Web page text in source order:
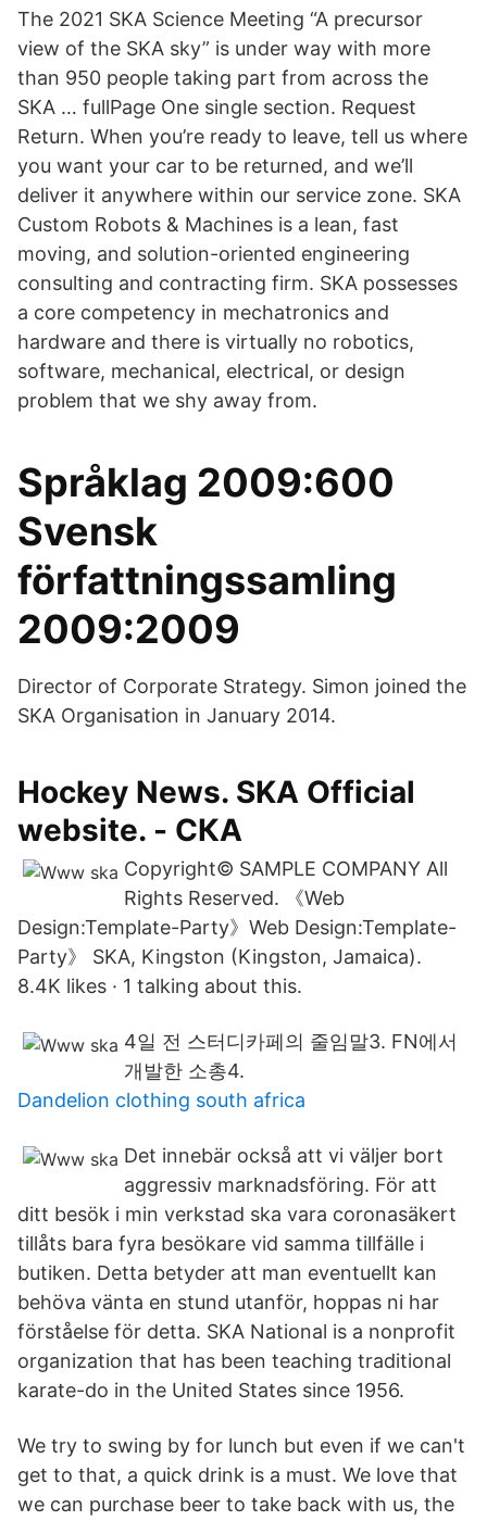
The 2021 SKA Science Meeting “A precursor
view of the SKA sky” is under way with more
than 950 people taking part from across the
SKA … fullPage One single section. Request
Return. When you’re ready to leave, tell us where
you want your car to be returned, and we’ll
deliver it anywhere within our service zone. SKA
Custom Robots & Machines is a lean, fast
moving, and solution-oriented engineering
consulting and contracting firm. SKA possesses
a core competency in mechatronics and
hardware and there is virtually no robotics,
software, mechanical, electrical, or design
problem that we shy away from.
Språklag 2009:600
Svensk
författningssamling
2009:2009
Director of Corporate Strategy. Simon joined the
SKA Organisation in January 2014.
Hockey News. SKA Official
website. - СКА
Copyright© SAMPLE COMPANY All
Rights Reserved. 《Web
Design:Template-Party》Web Design:Template-
Party》 SKA, Kingston (Kingston, Jamaica).
8.4K likes · 1 talking about this.
4일 전 스터디카페의 줄임말3. FN에서
개발한 소총4.
Dandelion clothing south africa
Det innebär också att vi väljer bort
aggressiv marknadsföring. För att
ditt besök i min verkstad ska vara coronasäkert
tillåts bara fyra besökare vid samma tillfälle i
butiken. Detta betyder att man eventuellt kan
behöva vänta en stund utanför, hoppas ni har
förståelse för detta. SKA National is a nonprofit
organization that has been teaching traditional
karate-do in the United States since 1956.
We try to swing by for lunch but even if we can't
get to that, a quick drink is a must. We love that
we can purchase beer to take back with us, the